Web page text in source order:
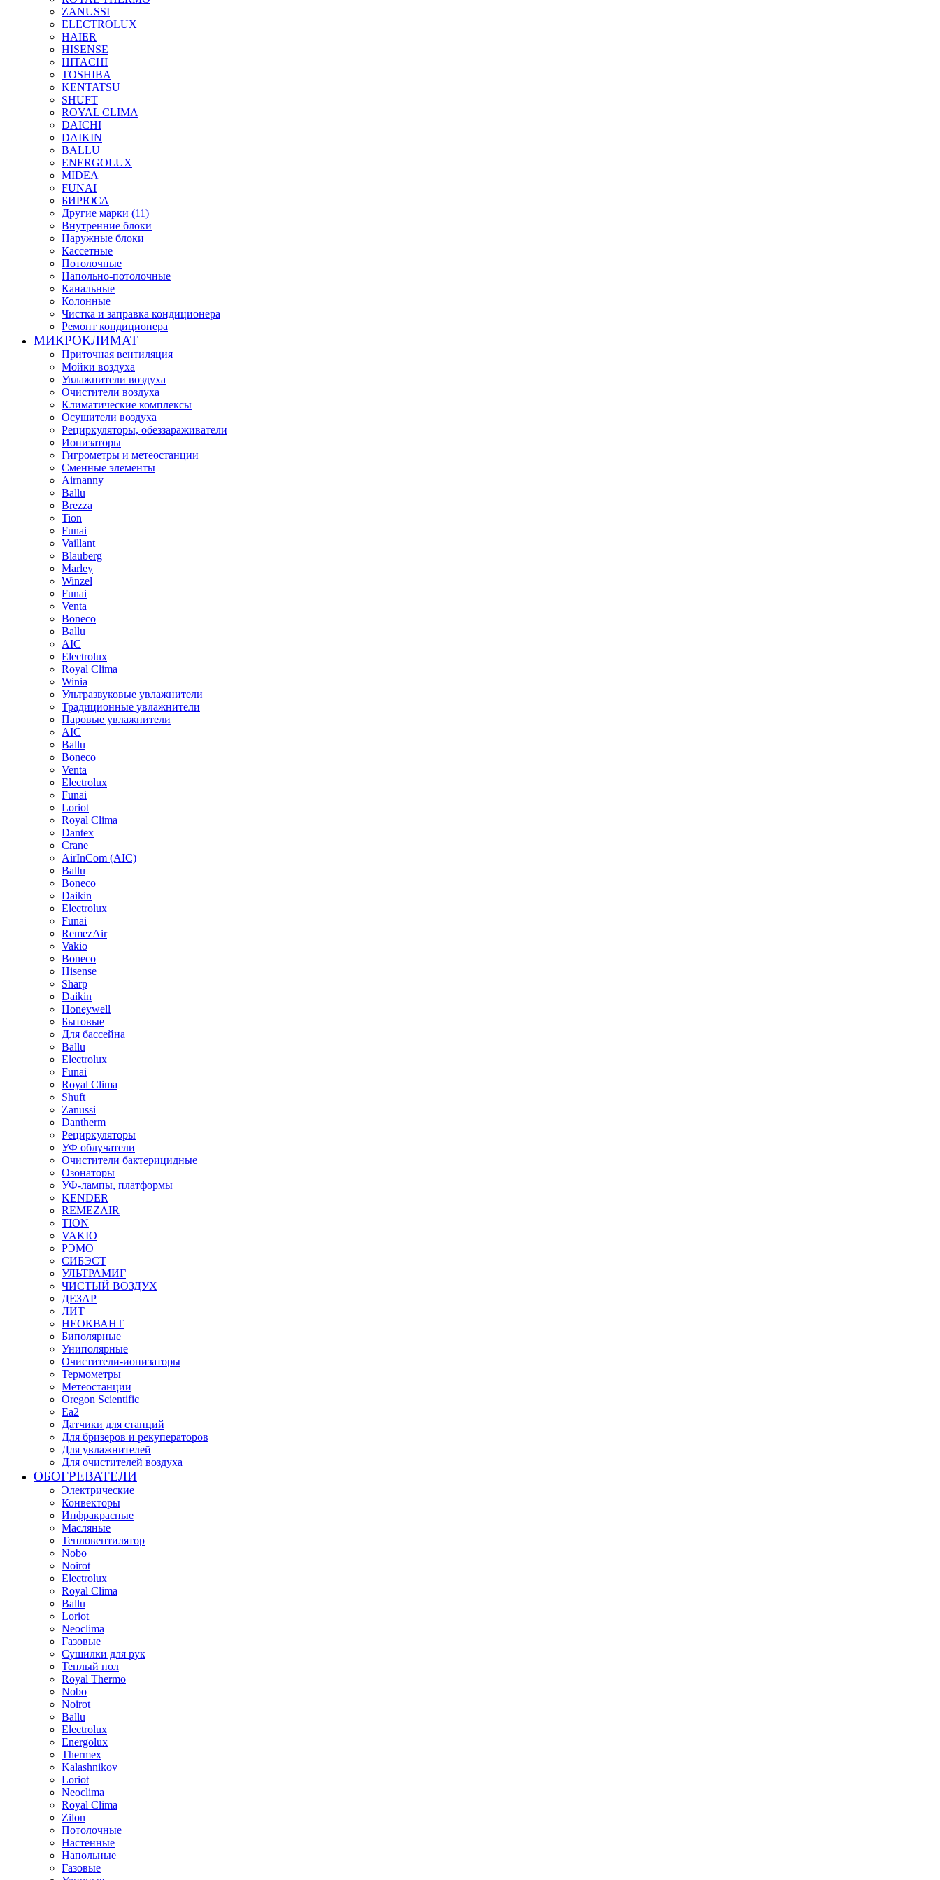
ZANUSSI
ELECTROLUX
HAIER
HISENSE
HITACHI
TOSHIBA
KENTATSU
SHUFT
ROYAL CLIMA
DAICHI
DAIKIN
BALLU
ENERGOLUX
MIDEA
FUNAI
БИРЮСА
Другие марки (11)
Внутренние блоки
Наружные блоки
Кассетные
Потолочные
Напольно-потолочные
Канальные
Колонные
Чистка и заправка кондиционера
Ремонт кондиционера
МИКРОКЛИМАТ
Приточная вентиляция
Мойки воздуха
Увлажнители воздуха
Очистители воздуха
Климатические комплексы
Осушители воздуха
Рециркуляторы, обеззараживатели
Ионизаторы
Гигрометры и метеостанции
Сменные элементы
Airnanny
Ballu
Brezza
Tion
Funai
Vaillant
Blauberg
Marley
Winzel
Funai
Venta
Boneco
Ballu
AIC
Electrolux
Royal Clima
Winia
Ультразвуковые увлажнители
Традиционные увлажнители
Паровые увлажнители
AIC
Ballu
Boneco
Venta
Electrolux
Funai
Loriot
Royal Clima
Dantex
Crane
AirInCom (AIC)
Ballu
Boneco
Daikin
Electrolux
Funai
RemezAir
Vakio
Boneco
Hisense
Sharp
Daikin
Honeywell
Бытовые
Для бассейна
Ballu
Electrolux
Funai
Royal Clima
Shuft
Zanussi
Dantherm
Рециркуляторы
УФ облучатели
Очистители бактерицидные
Озонаторы
УФ-лампы, платформы
KENDER
REMEZAIR
TION
VAKIO
РЭМО
СИБЭСТ
УЛЬТРАМИГ
ЧИСТЫЙ ВОЗДУХ
ДЕЗАР
ЛИТ
НЕОКВАНТ
Биполярные
Униполярные
Очистители-ионизаторы
Термометры
Метеостанции
Oregon Scientific
Ea2
Датчики для станций
Для бризеров и рекуператоров
Для увлажнителей
Для очистителей воздуха
ОБОГРЕВАТЕЛИ
Электрические
Конвекторы
Инфракрасные
Масляные
Тепловентилятор
Nobo
Noirot
Electrolux
Royal Clima
Ballu
Loriot
Neoclima
Газовые
Сушилки для рук
Теплый пол
Royal Thermo
Nobo
Noirot
Ballu
Electrolux
Energolux
Тhermex
Kalashnikov
Loriot
Neoclima
Royal Clima
Zilon
Потолочные
Настенные
Напольные
Газовые